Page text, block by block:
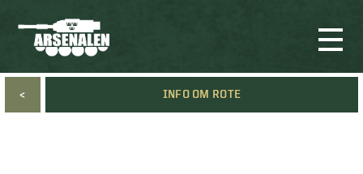
< INFO OM ROTE